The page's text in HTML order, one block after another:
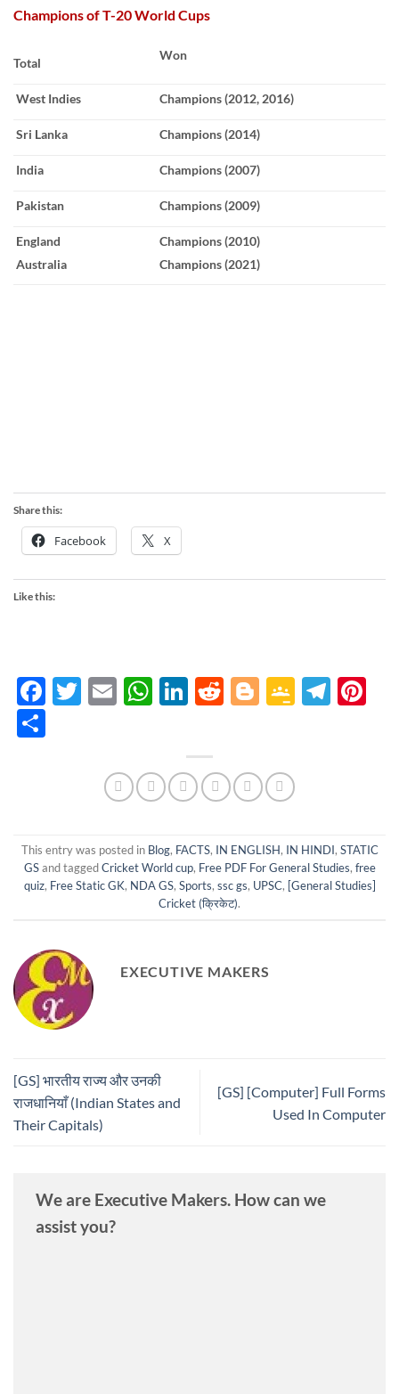
Champions of T-20 World Cups
Total
Won
West Indies Champions (2012, 2016)
Sri Lanka Champions (2014)
India Champions (2007)
Pakistan Champions (2009)
England
Australia
Champions (2010)
Champions (2021)
Share this:
Facebook X
Like this:
Facebook
Twitter
EmailWhatsApp
LinkedIn
Reddit
Blogger
Google
This entry was posted in Blog, FACTS, IN ENGLISH, IN HINDI, STATIC
GSand taggedCricket World cup, Free PDF For General Studies, free
quiz, Free Static GK, NDA GS, Sports, ssc gs, UPSC, [General Studies]
Cricket (क्रिकेट).
EXECUTIVE MAKERS
[GS] भारतीय राज्य और उनकी
राजधानियाँ (Indian States and
Their Capitals)
[GS] [Computer] Full Forms
Used In Computer
We are Executive Makers. How can we
assist you?